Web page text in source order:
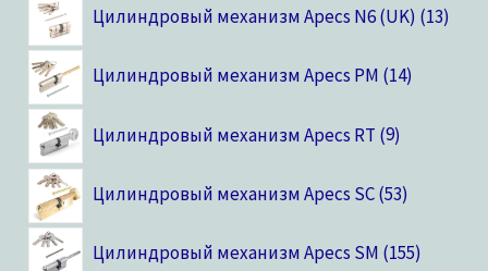
Цилиндровый механизм Apecs N6 (UK) 13
Цилиндровый механизм Apecs PM 14
Цилиндровый механизм Apecs RT 9
Цилиндровый механизм Apecs SC 53
Цилиндровый механизм Apecs SM 155